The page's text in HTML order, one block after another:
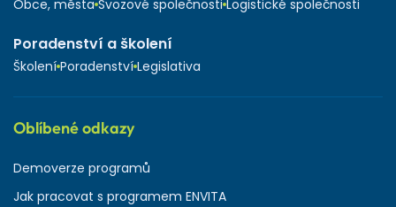
Obce, města Svozové společnosti Logistické společnosti
Poradenství a školení
Školení Poradenství Legislativa
Oblíbené odkazy
Demoverze programů
Jak pracovat s programem ENVITA